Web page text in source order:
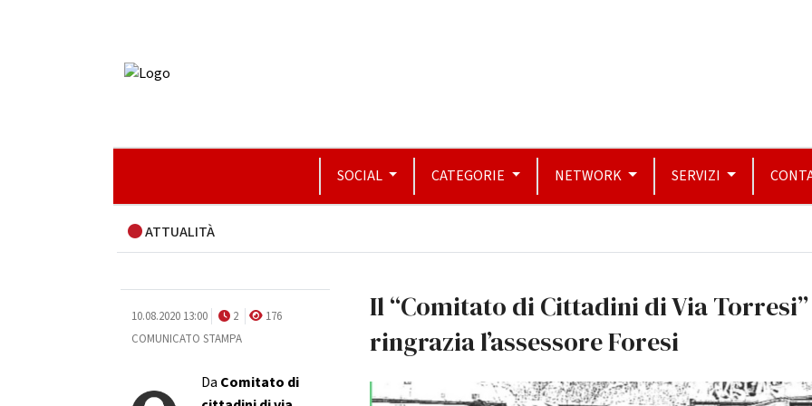
SOCIAL CATEGORIE NETWORK SERVIZI
ATTUALITÀ
10.08.2020 13:00 2
176
COMUNICATO STAMPA
Da Comitato di
Il “Comitato di Cittadini di Via Torresi”
ringrazia l’assessore Foresi